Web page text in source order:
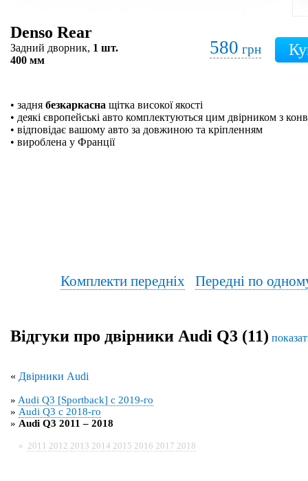
Denso Rear
Задний дворник, 1 шт.
400 мм
580 грн
• задня безкаркасна щітка високої якості
• деякі європейські авто комплектуються цим двірником з
• відповідає вашому авто за довжиною та кріпленням
• вироблена у Франції
Комплекти передніх Передні по
Відгуки про двірники Audi Q3 (11)
« Двірники Audi
» Audi Q3 [Sportback] с 2019-го
» Audi Q3 с 2018-го
» Audi Q3 2011 – 2018
» 2011 2012 2013 2014 2015 2016 2017 2018